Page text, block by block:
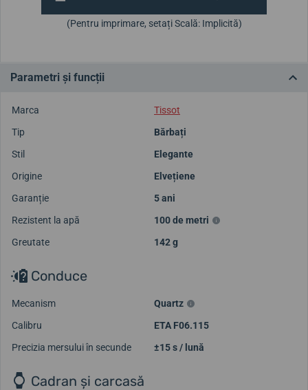
(Pentru imprimare, setați Scală: Implicită)
Parametri și funcții
Marca
Tissot
Tip
Bărbați
Stil
Elegante
Origine
Elvețiene
Garanție
5 ani
Rezistent la apă
100 de metri
Greutate
142 g
Conduce
Mecanism
Quartz
Calibru
ETA F06.115
Precizia mersului în secunde
±15 s / lună
Cadran și carcasă